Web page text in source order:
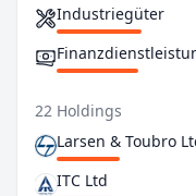
Industriegüter
22 Holdings
Larsen & Toubro
ITC Ltd